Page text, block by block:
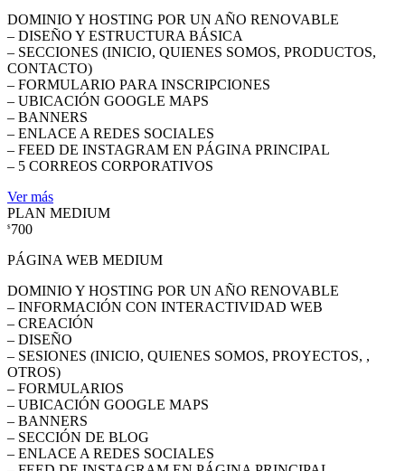
DOMINIO Y HOSTING POR UN AÑO RENOVABLE
– DISEÑO Y ESTRUCTURA BÁSICA
– SECCIONES (INICIO, QUIENES SOMOS, PRODUCTOS,
CONTACTO)
– FORMULARIO PARA INSCRIPCIONES
– UBICACIÓN GOOGLE MAPS
– BANNERS
– ENLACE A REDES SOCIALES
– FEED DE INSTAGRAM EN PÁGINA PRINCIPAL
– 5 CORREOS CORPORATIVOS
Ver más
PLAN MEDIUM
$700
PÁGINA WEB MEDIUM
DOMINIO Y HOSTING POR UN AÑO RENOVABLE
– INFORMACIÓN CON INTERACTIVIDAD WEB
– CREACIÓN
– DISEÑO
– SESIONES (INICIO, QUIENES SOMOS, PROYECTOS, ,
OTROS)
– FORMULARIOS
– UBICACIÓN GOOGLE MAPS
– BANNERS
– SECCIÓN DE BLOG
– ENLACE A REDES SOCIALES